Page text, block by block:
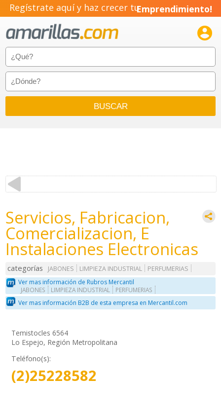
Regístrate aquí y haz crecer tuEmprendimiento!

Servicios, Fabricacion,
Comercializacion, E
Instalaciones Electronicas
categorías JABONES LIMPIEZA INDUSTRIAL
PERFUMERIAS
Ver mas información de Rubros Mercantil
JABONES LIMPIEZA INDUSTRIAL PERFUMERIAS
Ver mas información B2B de esta empresa en Mercantil.com
Temistocles 6564
Lo Espejo, Región Metropolitana
Teléfono(s):
(2)25228582